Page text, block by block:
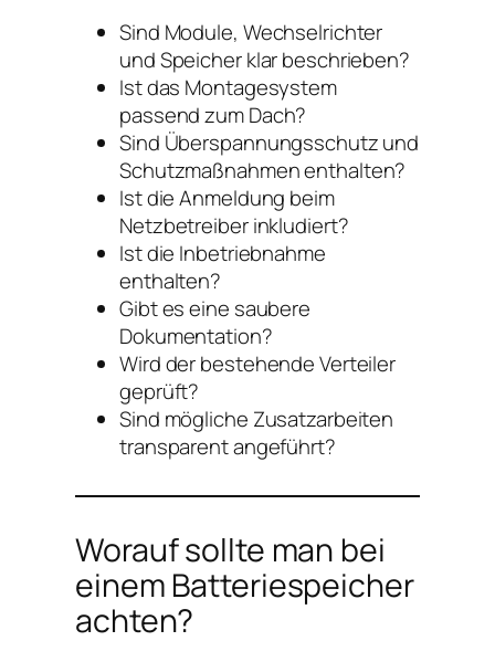
Sind Module, Wechselrichter
und Speicher klar beschrieben?
Ist das Montagesystem
passend zum Dach?
Sind Überspannungsschutz und
Schutzmaßnahmen enthalten?
Ist die Anmeldung beim
Netzbetreiber inkludiert?
Ist die Inbetriebnahme
enthalten?
Gibt es eine saubere
Dokumentation?
Wird der bestehende Verteiler
geprüft?
Sind mögliche Zusatzarbeiten
transparent angeführt?
Worauf sollte man bei
einem Batteriespeicher
achten?